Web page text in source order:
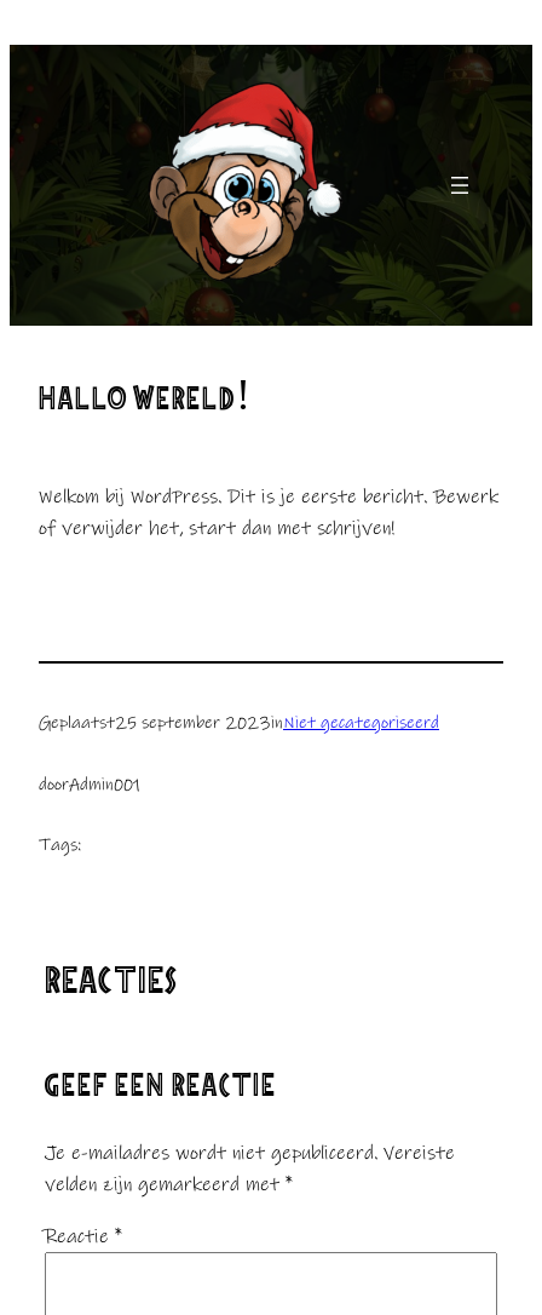
naar
inhoud
HALLO WERELD!
Welkom bij WordPress. Dit is je eerste bericht. Bewerk
of verwijder het, start dan met schrijven!
Geplaatst25 september 2023inNiet gecategoriseerd
doorAdmin001
Tags:
REACTIES
GEEF EEN REACTIE
Je e-mailadres wordt niet gepubliceerd. Vereiste
velden zijn gemarkeerd met *
Reactie *